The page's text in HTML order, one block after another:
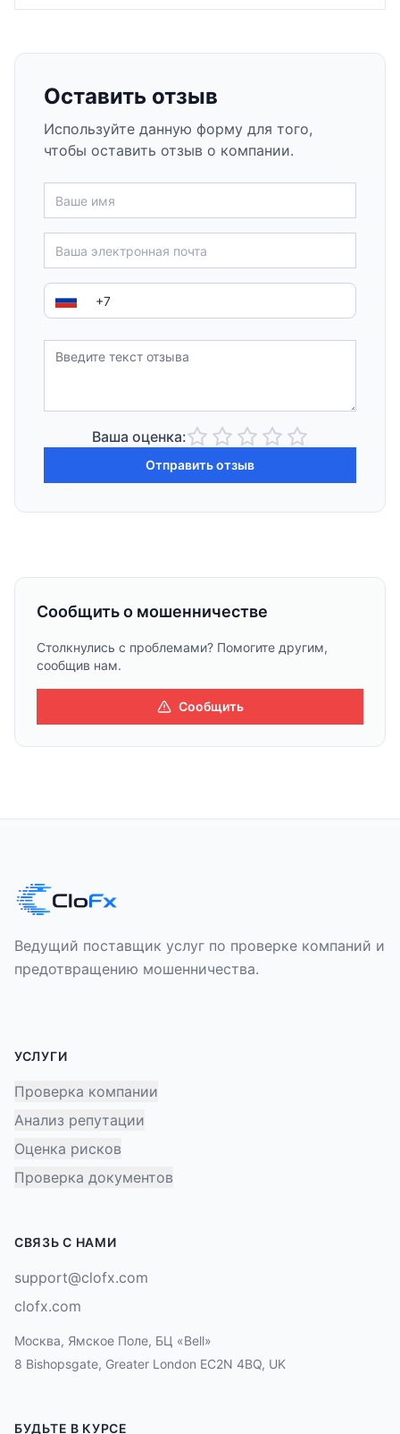
Оставить отзыв
Используйте данную форму для того,
чтобы оставить отзыв о компании.
Ваша оценка:
Отправить отзыв
Сообщить о мошенничестве
Столкнулись с проблемами? Помогите другим,
сообщив нам.
Сообщить
Ведущий поставщик услуг по проверке компаний и
предотвращению мошенничества.
УСЛУГИ
Проверка компании
Анализ репутации
Оценка рисков
Проверка документов
СВЯЗЬ С НАМИ
support@clofx.com
clofx.com
Москва, Ямское Поле, БЦ «Bell»
8 Bishopsgate, Greater London EC2N 4BQ, UK
БУДЬТЕ В КУРСЕ